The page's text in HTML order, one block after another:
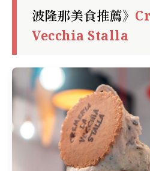
波隆那美食推薦》
Vecchia Stalla